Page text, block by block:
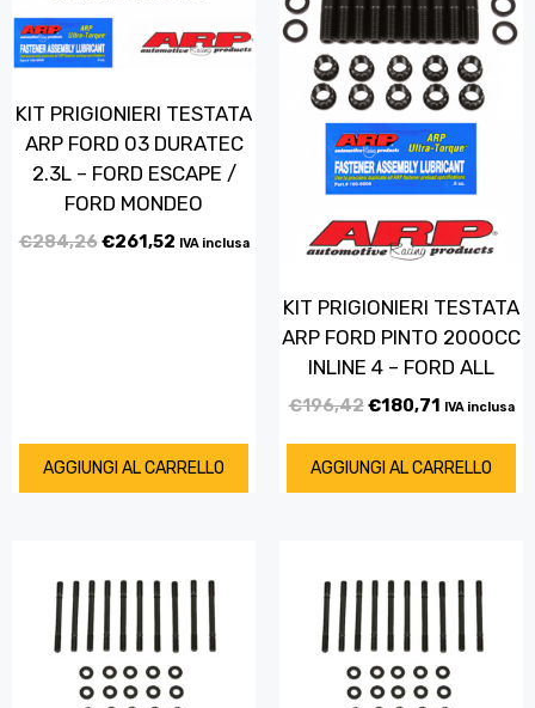
KIT PRIGIONIERI TESTATA
ARP FORD 03 DURATEC
2.3L – FORD ESCAPE /
FORD MONDEO
€284,26€261,52 IVA inclusa
AGGIUNGI AL CARRELLO
KIT PRIGIONIERI TESTATA
ARP FORD PINTO 2000CC
INLINE 4 – FORD ALL
€196,42€180,71 IVA inclusa
AGGIUNGI AL CARRELLO